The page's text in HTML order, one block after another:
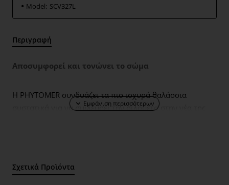
Model: SCV327L
Περιγραφή
Αποσυμφορεί και τονώνει το σώμα
Η PHYTOMER συνδυάζει τα πιο ισχυρά θαλάσσια
συστατικά για να σμιλεύσει την σιλουέτα στην νέα της
Η LOTION P5 συνδυάζει τα οφέλη του OLIGOMER®, του
Σχετικά Προϊόντα